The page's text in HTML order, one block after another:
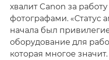
хвалит Canon за
фотографами. «Статус
начала был
оборудование для
которая многое